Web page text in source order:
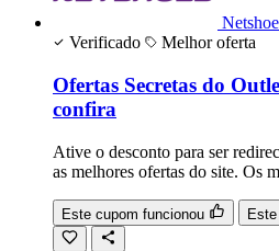
Verificado
Melhor oferta
Ofertas Secretas do
confira
Ative o desconto para ser
as melhores ofertas do site. Os
Este cupom funcionou